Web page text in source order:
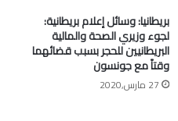
بريطانيا: وسائل إعلام بريطانية:
لجوء وزيري الصحة والمالية
البريطانيين للحجر بسبب قضائهما
وقتاً مع جونسون
27 مارس,2020